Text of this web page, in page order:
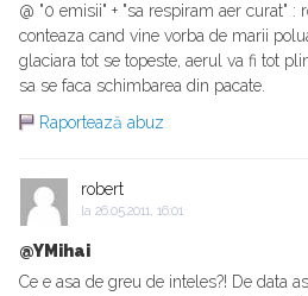
@ "0 emisii" + "sa respiram aer curat" :
conteaza cand vine vorba de marii
glaciara tot se topeste, aerul va fi tot
sa se faca schimbarea din pacate.
Raportează abuz
robert
la 26.05.2011, 16:01
@YMihai
Ce e asa de greu de inteles?! De data